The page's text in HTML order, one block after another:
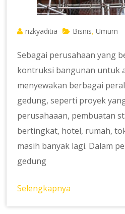
rizkyaditia Bisnis ,Umum
Sebagai perusahaan yang
kontruksi bangunan untuk
menyewakan berbagai
gedung, seperti proyek
perusahaaan, pembuatan
bertingkat, hotel, rumah,
masih banyak lagi. Dalam
gedung
Selengkapnya